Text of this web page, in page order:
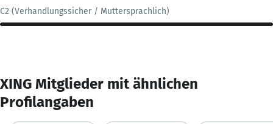
C2 (Verhandlungssicher / Muttersprachlich)
XING Mitglieder mit ähnlichen
Profilangaben